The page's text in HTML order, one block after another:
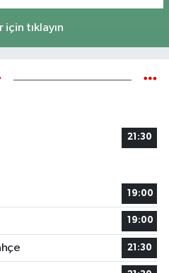
için tıklayın
21:30
19:00
19:00
21:30